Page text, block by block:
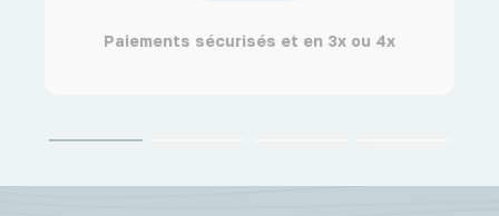
Paiements sécurisés et en 3x ou 4x